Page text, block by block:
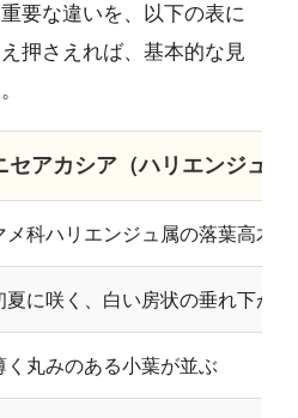
要な違いを、以下の表に
押さえれば、基本的な見
セアカシア（ハリエンジュ）
メ科ハリエンジュ属の落葉高木
夏に咲く、白い房状の垂れ下がる
く丸みのある小葉が並ぶ